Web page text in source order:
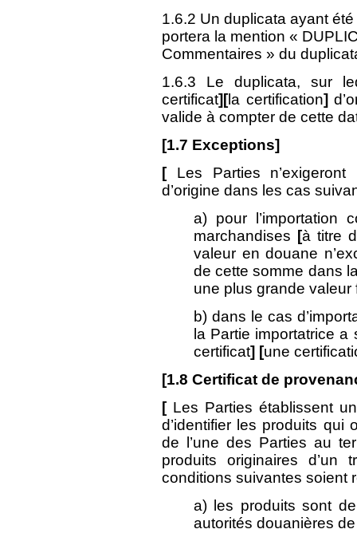
1.6.2 Un duplicata ayant
portera la mention «
Commentaires » du
1.6.3 Le duplicata, sur
certificat][la certification]
valide à compter de cette
[1.7 Exceptions]
[ Les Parties
d’origine dans les cas
a) pour l’importation
marchandises [à titre
valeur en douane
de cette somme dans
une plus grande
b) dans le cas
la Partie importatrice a
certificat] [une
[1.8 Certificat de
[ Les Parties établissent
d’identifier les produits qui
de l’une des Parties au
produits originaires d’un
conditions suivantes soient
a) les produits sont
autorités douanières